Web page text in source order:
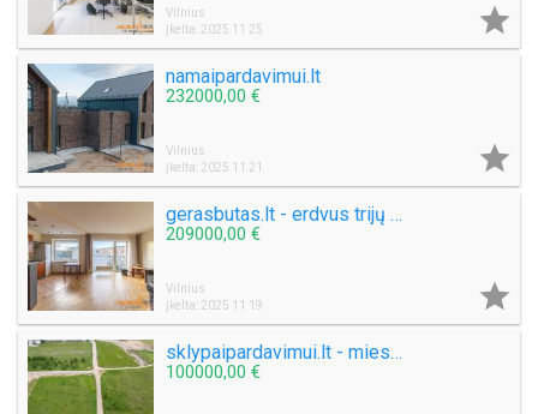
Vilnius
Įkelta: 2025 11 25

namaipardavimui.lt
232000,00 €
Vilnius
Įkelta: 2025 11 21

gerasbutas.lt - erdvus trijų kambarių butas su terasa
209000,00 €
Vilnius
Įkelta: 2025 11 19

sklypaipardavimui.lt - miesto komunikacijos
100000,00 €